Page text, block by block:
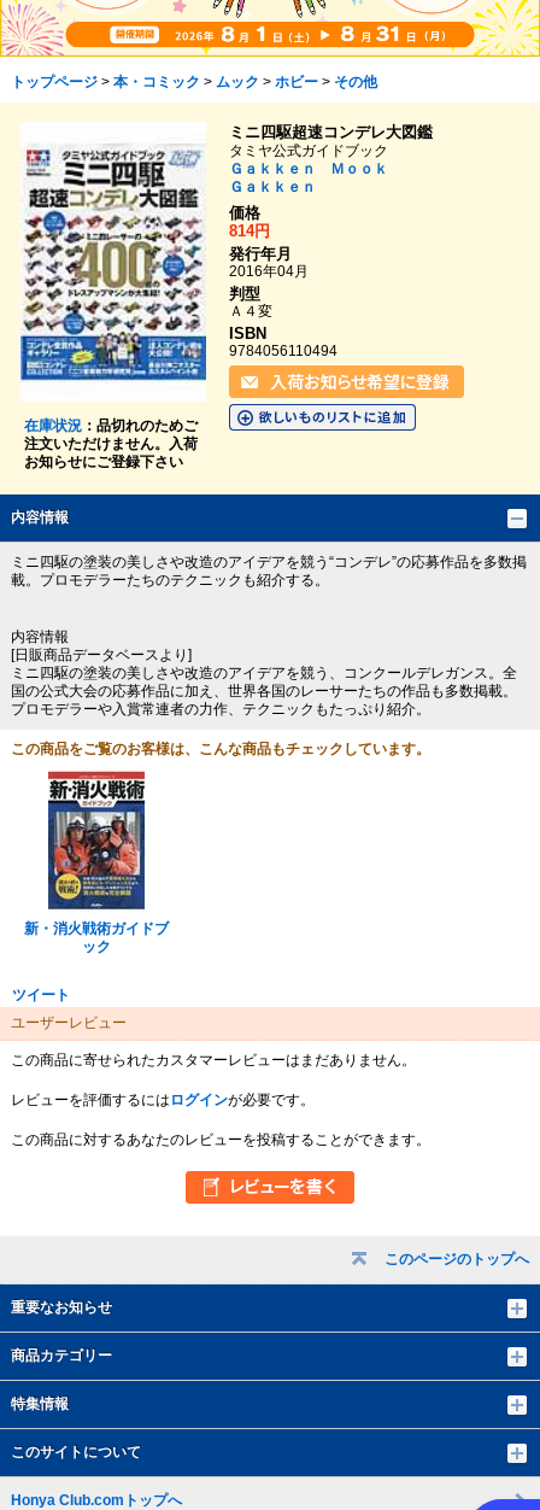
このページのトップへ
重要なお知らせ
商品カテゴリー
特集情報
このサイトについて
トップページ> 本・コミック > ムック > ホビー> その他
在庫状況：品切れのためご
注文いただけません。入荷
お知らせにご登録下さい
ミニ四駆超速コンデレ大図鑑
タミヤ公式ガイドブック
Ｇａｋｋｅｎ Ｍｏｏｋ
Ｇａｋｋｅｎ
価格
814円
発行年月
2016年04月
判型
Ａ４変
ISBN
9784056110494
内容情報
ミニ四駆の塗装の美しさや改造のアイデアを競う“コンデレ”の応募作品を多数掲
載。プロモデラーたちのテクニックも紹介する。
内容情報
[日販商品データベースより]
ミニ四駆の塗装の美しさや改造のアイデアを競う、コンクールデレガンス。全
国の公式大会の応募作品に加え、世界各国のレーサーたちの作品も多数掲載。
プロモデラーや入賞常連者の力作、テクニックもたっぷり紹介。
この商品をご覧のお客様は、こんな商品もチェックしています。
新・消火戦術ガイドブ
ック
ツイート
ユーザーレビュー
この商品に寄せられたカスタマーレビューはまだありません。
レビューを評価するには ログインが必要です。
この商品に対するあなたのレビューを投稿することができます。
Honya Club.comトップへ